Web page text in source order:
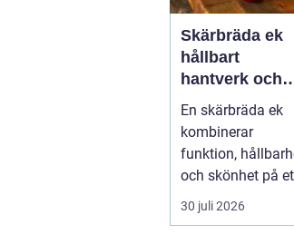
Skärbräda ek
hållbart
hantverk och
vardagslyx i
köket
En skärbräda ek
kombinerar
funktion,
och skönhet på
sätt som få andra
30 juli 2026